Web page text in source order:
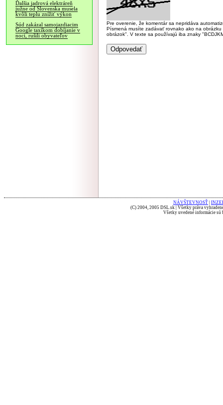
Ďalšia jadrová elektráreň
južne od Slovenska musela
kvôli teplu znížiť výkon
Súd zakázal samojazdiacim
Google taxíkom dobíjanie v
noci, rušili obyvateľov
Pre overenie, že komentár sa nepridáva
Písmená musíte zadávať rovnako ako na
obrázok". V texte sa používajú iba znaky
NÁVŠTEVNOSŤ
(C) 2004, 2005 DSL.sk | Všetky práva
Všetky uvedené informácie sú